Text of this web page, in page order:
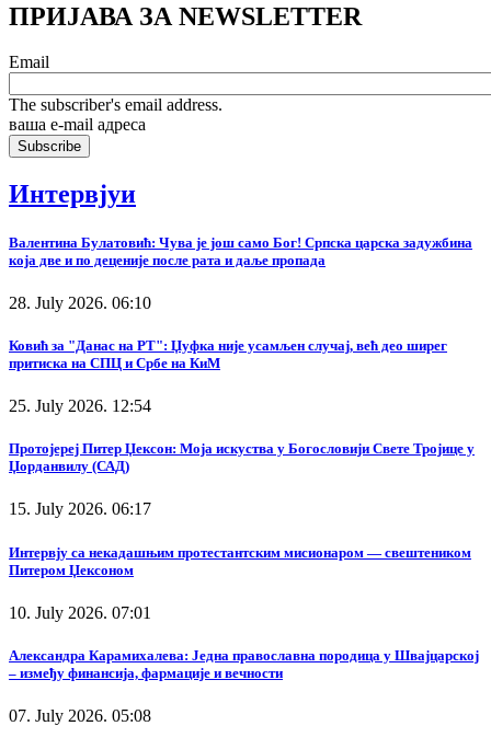
ПРИЈАВА ЗА NEWSLETTER
Email
The subscriber's email address.
ваша е-mail адреса
Интервјуи
Валентина Булатовић: Чува је још само Бог! Српска царска задужбина
која две и по деценије после рата и даље пропада
28. July 2026. 06:10
Ковић за "Данас на РТ": Џуфка није усамљен случај, већ део ширег
притиска на СПЦ и Србе на КиМ
25. July 2026. 12:54
Протојереј Питер Џексон: Моја искуства у Богословији Свете Тројице у
Џорданвилу (САД)
15. July 2026. 06:17
Интервју са некадашњим протестантским мисионаром — свештеником
Питером Џексоном
10. July 2026. 07:01
Александра Карамихалева: Једна православна породица у Швајцарској
– између финансија, фармације и вечности
07. July 2026. 05:08